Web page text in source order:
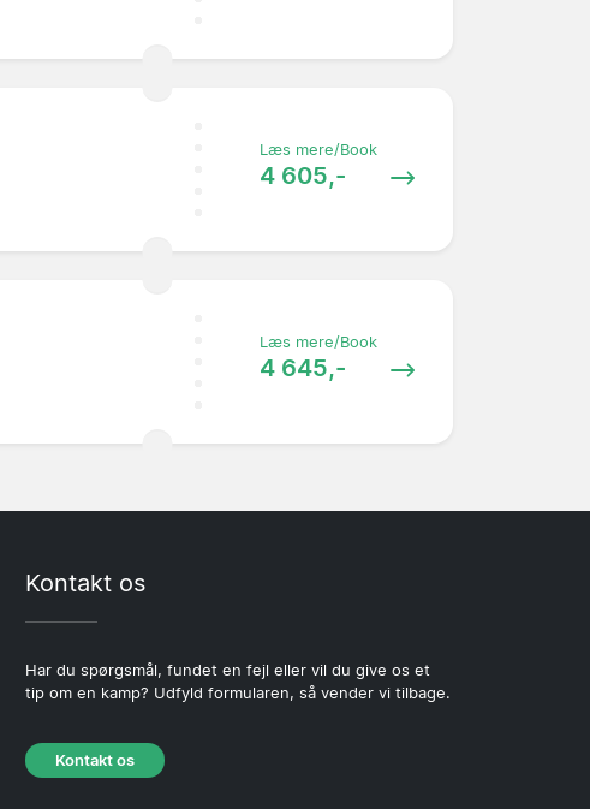
Læs mere/Book
4 605,-
Læs mere/Book
4 645,-
Kontakt os
Har du spørgsmål, fundet en fejl eller vil du give os et
tip om en kamp? Udfyld formularen, så vender vi tilbage.
Kontakt os